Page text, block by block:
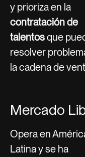
y prioriza en la
contratación de
talentosque
resolver
la cadena de
Mercado
Opera en
Latina y se ha